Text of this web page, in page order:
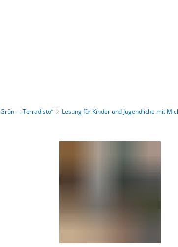
– „Terradisto“ Lesung für Kinder und Jugendliche mit